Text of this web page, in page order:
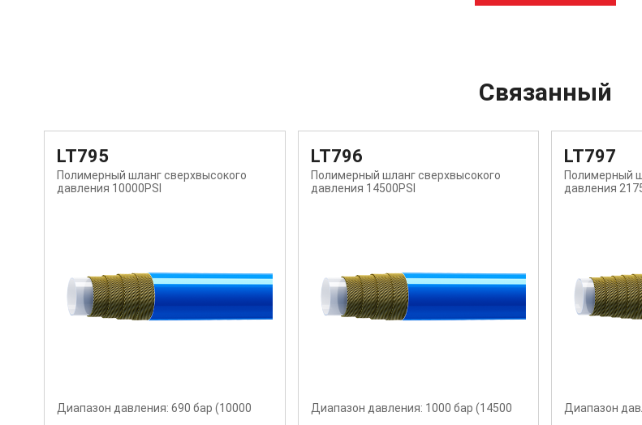
Связанный
LT796
Полимерный шланг сверхвысокого
давления 14500PSI
Диапазон давления: 1000 бар (14500
LT797
Полимерный шланг сверхвысокого
давления 21750PSI
Диапазон давления: 1500 бар (21750
LT798
Полимерный
давления
Диапазон